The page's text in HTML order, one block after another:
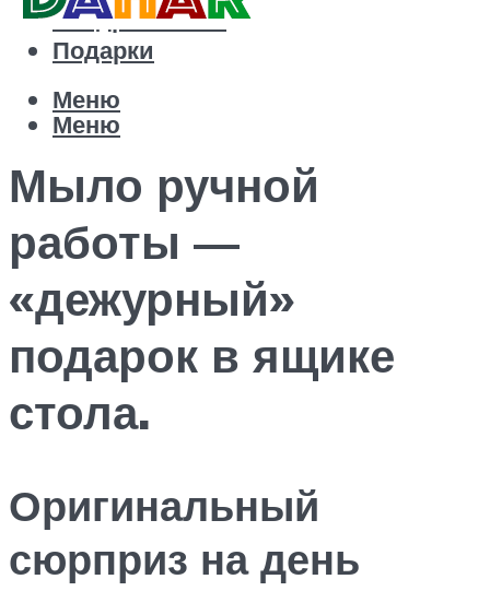
Поздравления
Подарки
Меню
Меню
Мыло ручной
работы —
«дежурный»
подарок в ящике
стола.
Оригинальный
сюрприз на день